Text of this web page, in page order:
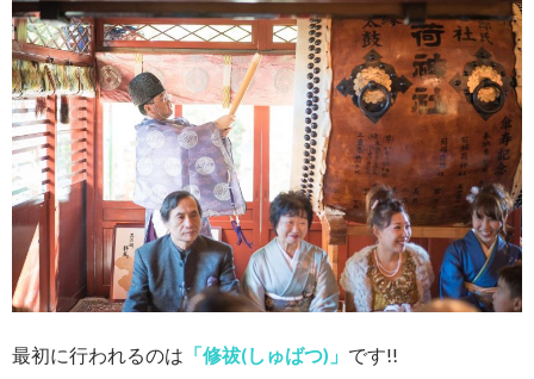
最初に行われるのは 「修祓(しゅばつ)」 です!!